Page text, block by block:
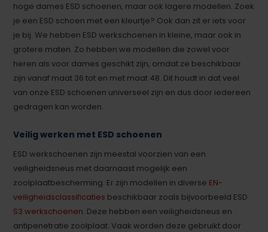
hoge dames ESD schoenen, maar ook lagere modellen. Zoek
je een ESD schoen met een kleurtje? Ook dan zit er iets voor
je bij. We hebben ESD werkschoenen in kleine, maar ook in
grotere maten. Zo hebben we modellen die zowel voor
heren als voor dames geschikt zijn, omdat ze beschikbaar
zijn vanaf maat 36 tot en met maat 48. Dit houdt in dat veel
van onze ESD schoenen universeel zijn en dus door iedereen
gedragen kan worden.
Veilig werken met ESD schoenen
ESD werkschoenen zijn meestal voorzien van een
veiligheidsneus met daarnaast mogelijk een
zoolplaatbescherming. Er zijn modellen in diverse EN-
veiligheidsclassificaties beschikbaar zoals bijvoorbeeld ESD
S3 werkschoenen. Deze hebben een veiligheidsneus en
antipenetratie zoolplaat. Vaak worden deze gebruikt door